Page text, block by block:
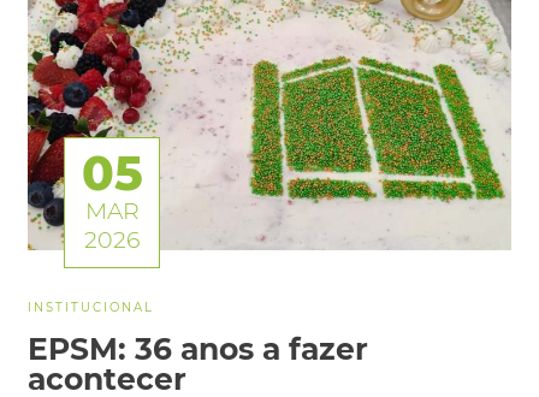
05
MAR
2026
INSTITUCIONAL
EPSM: 36 anos a fazer
acontecer